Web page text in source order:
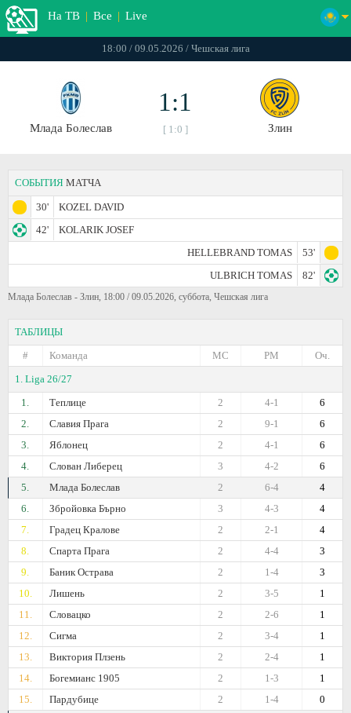
На ТВ | Все | Live
18:00 / 09.05.2026 / Чешская лига
Млада Болеслав
1:1
[ 1:0 ] Злин
СОБЫТИЯ МАТЧА
30'
KOZEL DAVID
42'
KOLARIK JOSEF
HELLEBRAND TOMAS
53'
ULBRICH TOMAS
82'
Млада Болеслав - Злин, 18:00 / 09.05.2026, суббота, Чешская лига
ТАБЛИЦЫ
#
Команда Оч.
РМ
МС
1. Liga 26/27
1.
Теплице 6
4-1
2
2.
Славия Прага 6
9-1
2
3.
Яблонец 6
4-1
2
4.
Слован Либерец 6
4-2
3
5.
Млада Болеслав 4
6-4
2
6.
Збройовка Бърно 4
4-3
3
7.
Градец Кралове 4
2-1
2
8.
Спарта Прага 3
4-4
2
9.
Баник Острава 3
1-4
2
10.
Лишень 1
3-5
2
11.
Словацко 1
2-6
2
12.
Сигма 1
3-4
2
13.
Виктория Плзень 1
2-4
2
14.
Богемианс 1905 1
1-3
2
15.
Пардубице 0
1-4
2